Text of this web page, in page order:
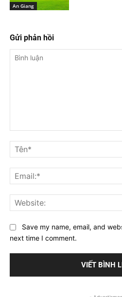
An Giang
Gửi phản hồi
luận
Save my name, email, and
next time I comment.